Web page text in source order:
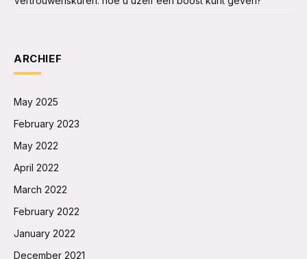
ARCHIEF
May 2025
February 2023
May 2022
April 2022
March 2022
February 2022
January 2022
December 2021